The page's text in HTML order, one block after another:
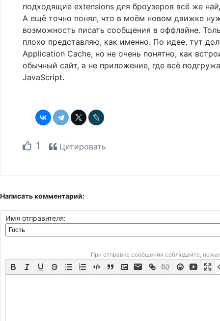
подходящие extensions для броузеров всё же
А ещё точно понял, что в моём новом движке
возможность писать сообщения в оффлайне.
плохо представляю, как именно. По идее, тут
Application Cache, но не очень понятно, как
обычный сайт, а не приложение, где всё
JavaScript.
1 Цитировать
Написать комментарий:
Имя отправителя:
При отправке сообщения соблюдайте,